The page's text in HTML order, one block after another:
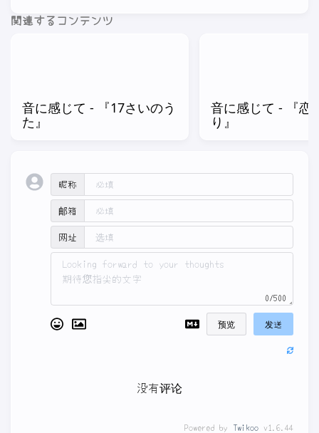
関連するコンテンツ
音に感じて - 『17さいのう
た』
音に感じて - 『恋
り』
昵称
邮箱
网址
0/500
预览 发送
没有评论
Powered by Twikoo v1.6.44